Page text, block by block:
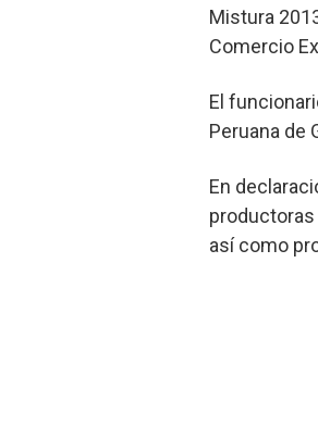
Mistura
Comercio
El
Peruana de
En
productoras
así como